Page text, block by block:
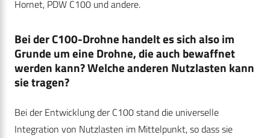
Hornet, PDW C100 und andere.
Bei der C100-Drohne handelt es sich also im
Grunde um eine Drohne, die auch bewaffnet
werden kann? Welche anderen Nutzlasten kann
sie tragen?
Bei der Entwicklung der C100 stand die universelle
Integration von Nutzlasten im Mittelpunkt, so dass sie